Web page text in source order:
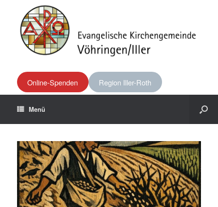
Online-Spenden Region Iller-Roth
Menü